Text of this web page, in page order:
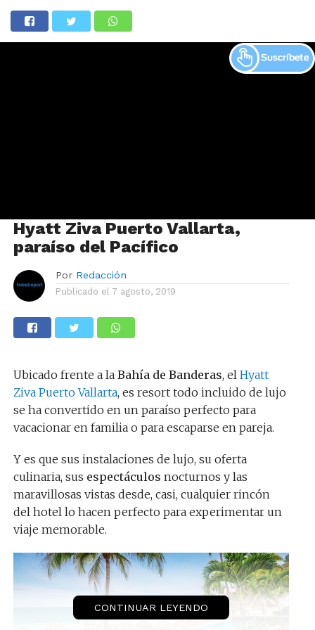
Hyatt Ziva Puerto Vallarta,
paraíso del Pacífico
Por Redacción
Publicado el 7 agosto, 2019
Ubicado frente a la Bahía de Banderas, el Hyatt
Ziva Puerto Vallarta, es resort todo incluido de lujo
se ha convertido en un paraíso perfecto para
vacacionar en familia o para escaparse en pareja.
Y es que sus instalaciones de lujo, su oferta
culinaria, sus espectáculos nocturnos y las
maravillosas vistas desde, casi, cualquier rincón
del hotel lo hacen perfecto para experimentar un
viaje memorable.
CONTINUAR LEYENDO